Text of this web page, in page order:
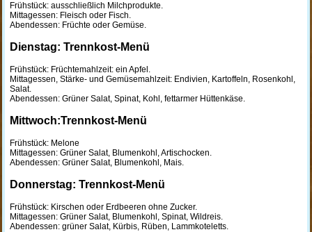
Frühstück: ausschließlich Milchprodukte.
Mittagessen: Fleisch oder Fisch.
Abendessen: Früchte oder Gemüse.
Dienstag: Trennkost-Menü
Frühstück: Früchtemahlzeit: ein Apfel.
Mittagessen, Stärke- und Gemüsemahlzeit: Endivien, Kartoffeln, Rosenkohl,
Salat.
Abendessen: Grüner Salat, Spinat, Kohl, fettarmer Hüttenkäse.
Mittwoch:Trennkost-Menü
Frühstück: Melone
Mittagessen: Grüner Salat, Blumenkohl, Artischocken.
Abendessen: Grüner Salat, Blumenkohl, Mais.
Donnerstag: Trennkost-Menü
Frühstück: Kirschen oder Erdbeeren ohne Zucker.
Mittagessen: Grüner Salat, Blumenkohl, Spinat, Wildreis.
Abendessen: grüner Salat, Kürbis, Rüben, Lammkoteletts.